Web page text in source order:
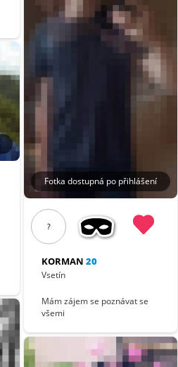
Fotka dostupná po přihlášení
?
KORMAN 20
Vsetín
Mám zájem se poznávat se
všemi